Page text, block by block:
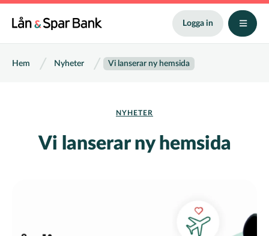
Hoppa
Logga in
Länkstig
Hem Nyheter Vi lanserar ny hemsida
NYHETER
Vi lanserar ny hemsida